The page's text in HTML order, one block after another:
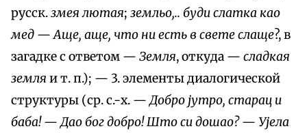
русск.змея лютая; земльо,.. буди слатка као
мед —Аще, аще, что ни есть в свете слаще?, в
загадке с ответом — Земля, откуда — сладкая
земля и т. п.); — 3. элементы диалогической
структуры (ср. с.-х. —Добро јутро, старац и
баба!—Дао бог добро! Што си дошао?— Ујела